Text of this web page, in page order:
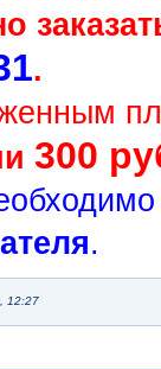
.
300
.
12:27